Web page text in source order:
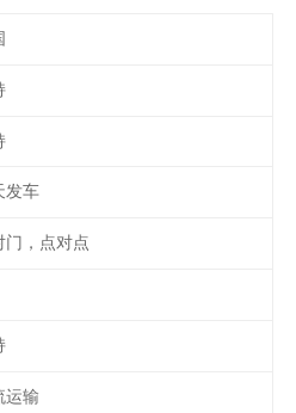
发车
门，点对点
运输